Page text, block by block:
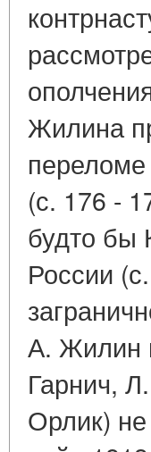
Жилина
(с. 176 -
будто бы
России
А. Жилин
Гарнич,
Орлик)